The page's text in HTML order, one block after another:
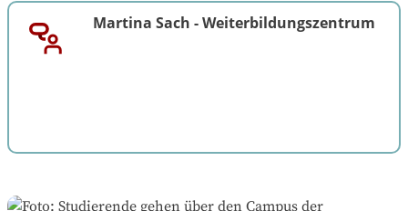
Martina Sach -Weiterbildungszentrum